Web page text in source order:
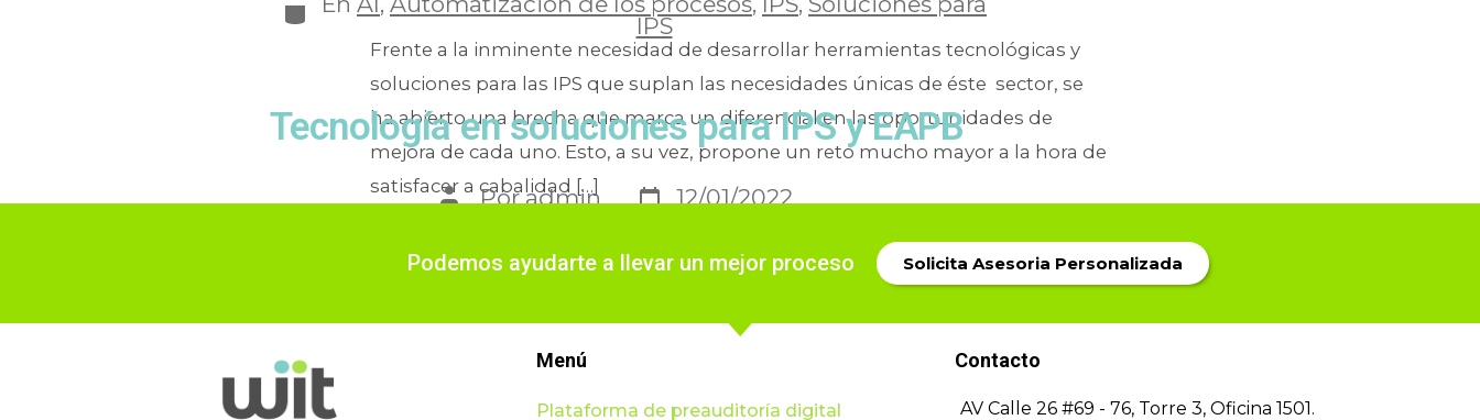
IPS
Tecnología en soluciones para IPS y EAPB
Poradmin
12/01/2022
Soluciones para IPS
Frente a la inminente necesidad de desarrollar herramientas tecnológicas y
soluciones para las IPS que suplan las necesidades únicas de éste sector, se
ha abierto una brecha que marca un diferencial en las oportunidades de
mejora de cada uno. Esto, a su vez, propone un reto mucho mayor a la hora de
satisfacer a cabalidad […]
Podemos ayudarte a llevar un mejor proceso Solicita Asesoria Personalizada
Menú
Plataforma de preauditoría digital
Contacto
AV Calle 26 #69 - 76, Torre 3, Oficina 1501.